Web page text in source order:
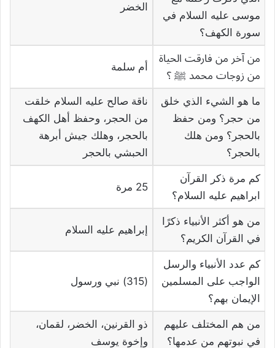
موسى عليه السلام في
سورة الكهف؟
الخضر
من آخر من فارقت الحياة
من زوجات محمد ﷺ ؟
أم سلمة
ما هو الشيء الذي خلق
من حجر؟ ومن حفظ
بالحجر؟ ومن هلك
بالحجر؟
ناقة صالح عليه السلام خلقت
من الحجر، وحفظ أهل الكهف
بالحجر، وهلك جيش أبرهة
الحبشي بالحجر
كم مرة ذكر القرآن
ابراهيم عليه السلام؟
25 مرة
من هو أكثر الأنبياء ذكرًا
في القرآن الكريم؟
إبراهيم عليه السلام
كم عدد الأنبياء والرسل
الواجب على المسلمين
الإيمان بهم؟
(315) نبي ورسول
من هم المختلف عليهم
في نبوتهم من عدمها؟
ذو القرنين، الخضر، لقمان،
وإخوة يوسف